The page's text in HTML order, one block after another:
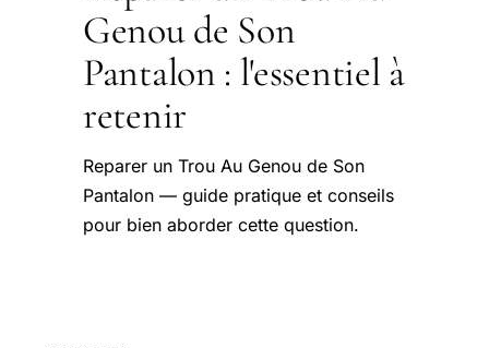
Genou de Son
Pantalon : l'essentiel à
retenir
Reparer un Trou Au Genou de Son
Pantalon — guide pratique et conseils
pour bien aborder cette question.